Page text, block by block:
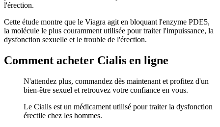
l'érection.
Cette étude montre que le Viagra agit en bloquant l'enzyme PDE5,
la molécule le plus couramment utilisée pour traiter l'impuissance, la
dysfonction sexuelle et le trouble de l'érection.
Comment acheter Cialis en ligne
N'attendez plus, commandez dès maintenant et profitez d'un
bien-être sexuel et retrouvez votre confiance en vous.
Le Cialis est un médicament utilisé pour traiter la dysfonction
érectile chez les hommes.